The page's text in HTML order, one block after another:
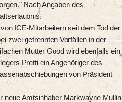
Nach Angaben des
ICE-Mitarbeitern seit dem Tod der
zwei getrennten Vorfällen in der
Mutter Good wird ebenfalls ein
Pretti ein Angehöriger des
von Präsident
neue Amtsinhaber Markwayne Mullin